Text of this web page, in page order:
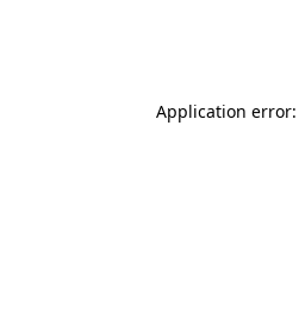
Application